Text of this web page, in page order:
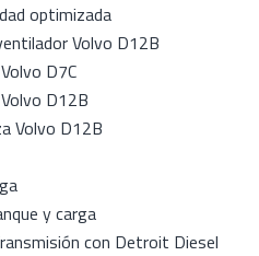
optimizada
Volvo D12B
D7C
D12B
Volvo D12B
y carga
con Detroit Diesel